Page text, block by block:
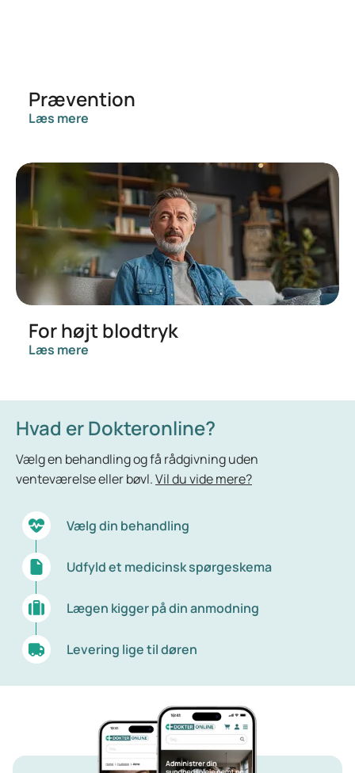
Prævention
Læs mere
For højt blodtryk
Læs mere
Hvad er Dokteronline?
Vælg en behandling og få rådgivning uden
venteværelse eller bøvl.Vil du vide mere?
Vælg din behandling
Udfyld et medicinsk spørgeskema
Lægen kigger på din anmodning
Levering lige til døren